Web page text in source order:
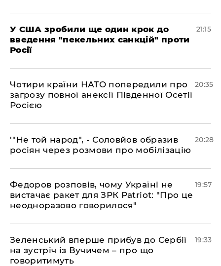
​У США зробили ще один крок до
введення "пекельних санкцій" проти
Росії
21:15
​Чотири країни НАТО попередили про
загрозу повної анексії Південної Осетії
Росією
20:35
​'"Не той народ", - Соловйов образив
росіян через розмови про мобілізацію
20:28
​Федоров розповів, чому Україні не
вистачає ракет для ЗРК Patriot: "Про це
неодноразово говорилося"
19:57
​Зеленський вперше прибув до Сербії
на зустріч із Вучичем – про що
говоритимуть
19:33